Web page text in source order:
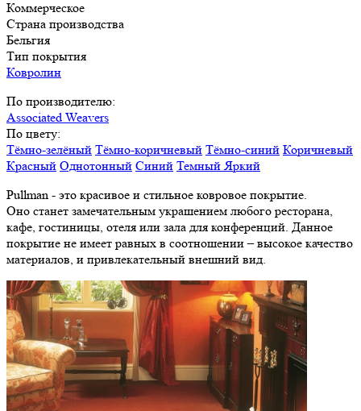
Коммерческое
Страна производства
Бельгия
Тип покрытия
Ковролин
По производителю:
Associated Weavers
По цвету:
Тёмно-зелёный Тёмно-коричневый Тёмно-синий Коричневый
Красный Однотонный Синий ТемныйЯркий
Pullman - это красивое и стильное ковровое покрытие.
Оно станет замечательным украшением любого ресторана,
кафе, гостиницы, отеля или зала для конференций. Данное
покрытие не имеет равных в соотношении – высокое качество
материалов, и привлекательный внешний вид.